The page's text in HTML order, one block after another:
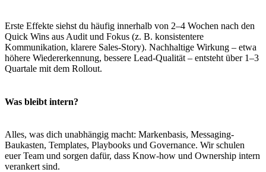
Erste Effekte siehst du häufig innerhalb von 2–4 Wochen nach den
Quick Wins aus Audit und Fokus (z. B. konsistentere
Kommunikation, klarere Sales-Story). Nachhaltige Wirkung – etwa
höhere Wiedererkennung, bessere Lead-Qualität – entsteht über 1–3
Quartale mit dem Rollout.
Was bleibt intern?
Alles, was dich unabhängig macht: Markenbasis, Messaging-
Baukasten, Templates, Playbooks und Governance. Wir schulen
euer Team und sorgen dafür, dass Know-how und Ownership intern
verankert sind.